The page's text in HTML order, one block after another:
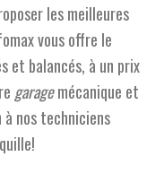
les meilleures
vous offre le
et balancés, à un prix
garagemécanique et
nos techniciens